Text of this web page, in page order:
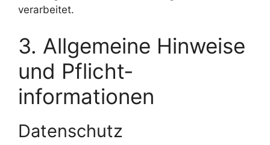
verarbeitet.
3. Allgemeine Hinweise
und Pflicht­
informationen
Datenschutz